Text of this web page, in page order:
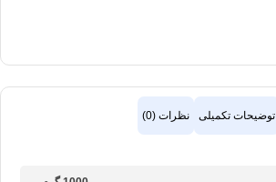
توضیحات تکمیلی نظرات (0)